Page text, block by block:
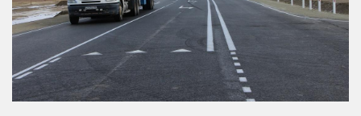
Логистика, грузы
Негабаритные и
Безопасность и
страхование